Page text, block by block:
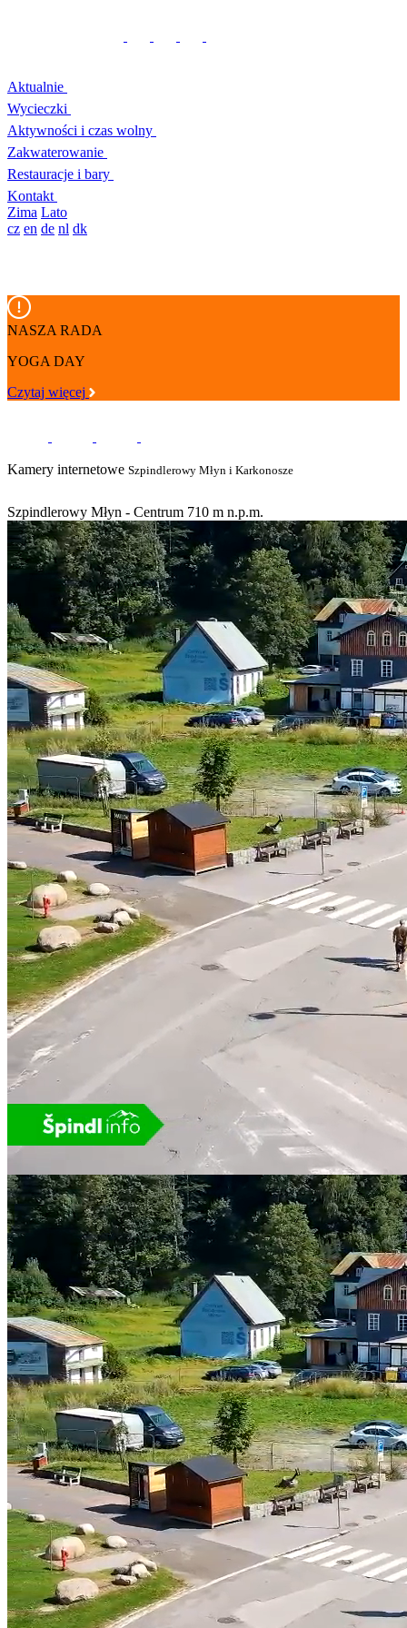
Aktualnie
Wycieczki
Aktywności i czas wolny
Zakwaterowanie
Restauracje i bary
Kontakt
Zima Lato
cz en de nl dk
NASZA RADA
YOGA DAY
Czytaj więcej
Kamery internetowe Szpindlerowy Młyn i Karkonosze
Szpindlerowy Młyn - Centrum 710 m n.p.m.
Video Player is loading.
Play Video
Pause
Skip Backward
Skip Forward
Current Time0:37
/
Duration-:-:-
Loaded:
0.00%
Stream TypeLIVE
Seek to live, currently behind liveLIVE
Remaining Time--:-:-
1x
Playback Rate
Chapters
Chapters
Descriptions
descriptions off , selected
Subtitles
subtitles settings, opens subtitles settings dialog